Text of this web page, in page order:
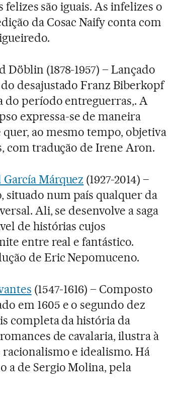
são iguais. As infelizes o
da Cosac Naify conta com
Döblin (1878-1957) – Lançado
desajustado Franz Biberkopf
do período entreguerras,. A
expressa-se de maneira
ao mesmo tempo, objetiva
com tradução de Irene Aron.
Márquez (1927-2014) –
situado num país qualquer da
Ali, se desenvolve a saga
de histórias cujos
entre real e fantástico.
de Eric Nepomuceno.
(1547-1616) – Composto
em 1605 e o segundo dez
completa da história da
de cavalaria, ilustra à
e idealismo. Há
a de Sergio Molina, pela